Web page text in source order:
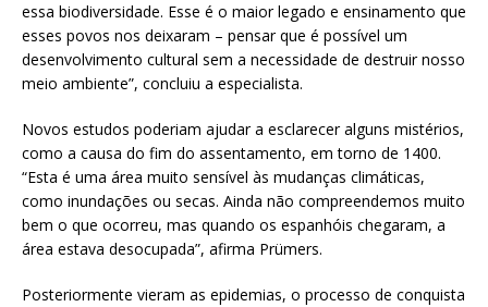
essa biodiversidade. Esse é o maior legado e ensinamento que
esses povos nos deixaram – pensar que é possível um
desenvolvimento cultural sem a necessidade de destruir nosso
meio ambiente”, concluiu a especialista.
Novos estudos poderiam ajudar a esclarecer alguns mistérios,
como a causa do fim do assentamento, em torno de 1400.
“Esta é uma área muito sensível às mudanças climáticas,
como inundações ou secas. Ainda não compreendemos muito
bem o que ocorreu, mas quando os espanhóis chegaram, a
área estava desocupada”, afirma Prümers.
Posteriormente vieram as epidemias, o processo de conquista